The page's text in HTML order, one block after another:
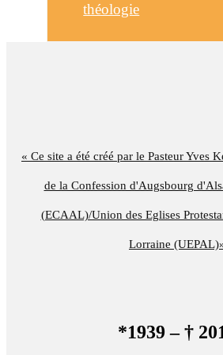
« Ce site a été créé par le Pasteur Yves
de la Confession d'Augsbourg
(ECAAL)/Union des Eglises
Lorraine
*1939 – †
théologie